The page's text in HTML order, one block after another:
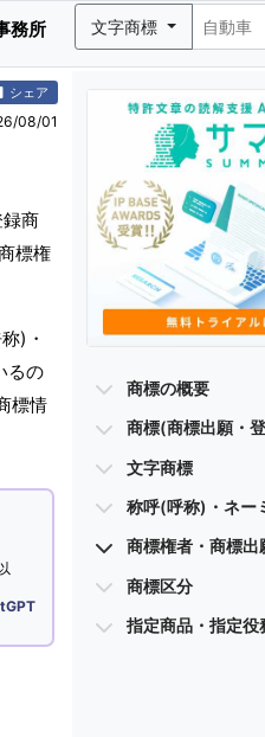
務所 文字商標
シェア
08/01
商
標権
)・
るの
標情
商標の概要
商標(商標出願・
文字商標
称呼(呼称)・ネー
商標権者・商標出
商標区分
指定商品・指定役